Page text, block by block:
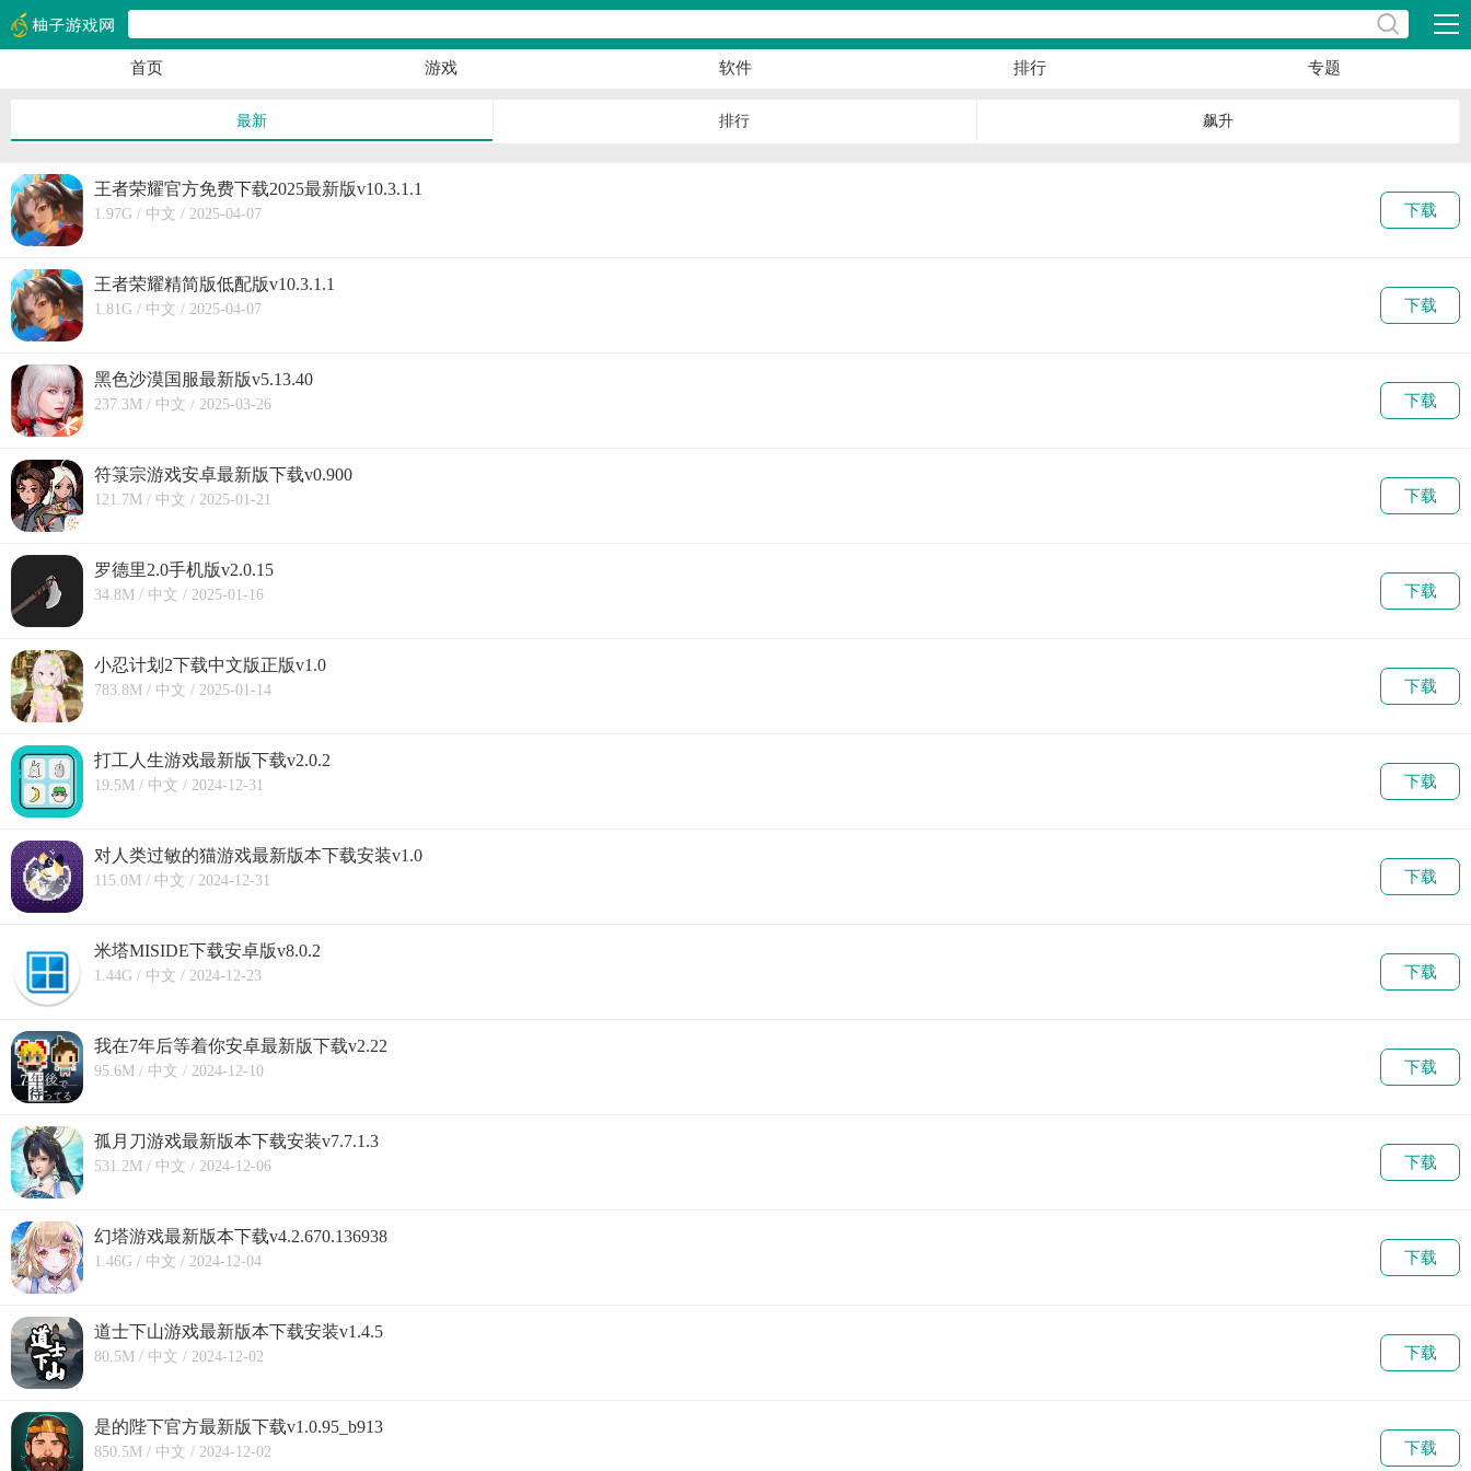
首页 游戏 软件 排行 专题
最新 排行 飙升
王者荣耀官方免费下载2025最新版v10.3.1.1
1.97G / 中文 / 2025-04-07 下载
王者荣耀精简版低配版v10.3.1.1
1.81G / 中文 / 2025-04-07 下载
黑色沙漠国服最新版v5.13.40
237.3M / 中文 / 2025-03-26 下载
符箓宗游戏安卓最新版下载v0.900
121.7M / 中文 / 2025-01-21 下载
罗德里2.0手机版v2.0.15
34.8M / 中文 / 2025-01-16 下载
小忍计划2下载中文版正版v1.0
783.8M / 中文 / 2025-01-14 下载
打工人生游戏最新版下载v2.0.2
19.5M / 中文 / 2024-12-31 下载
对人类过敏的猫游戏最新版本下载安装v1.0
115.0M / 中文 / 2024-12-31 下载
米塔MISIDE下载安卓版v8.0.2
1.44G / 中文 / 2024-12-23 下载
我在7年后等着你安卓最新版下载v2.22
95.6M / 中文 / 2024-12-10 下载
孤月刀游戏最新版本下载安装v7.7.1.3
531.2M / 中文 / 2024-12-06 下载
幻塔游戏最新版本下载v4.2.670.136938
1.46G / 中文 / 2024-12-04 下载
道士下山游戏最新版本下载安装v1.4.5
80.5M / 中文 / 2024-12-02 下载
是的陛下官方最新版下载v1.0.95_b913
850.5M / 中文 / 2024-12-02 下载